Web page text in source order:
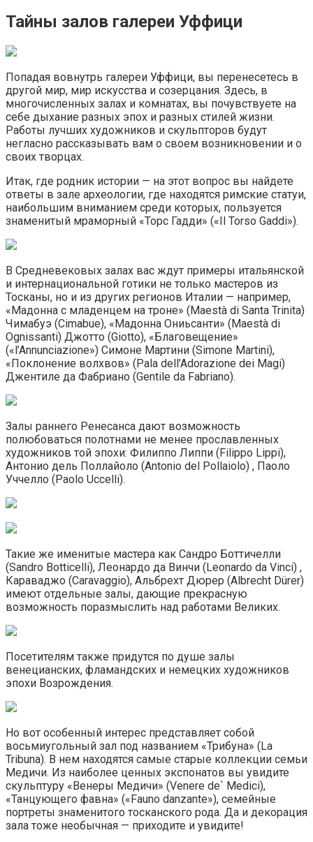
Тайны залов галереи Уффици
Попадая вовнутрь галереи Уффици, вы перенесетесь в
другой мир, мир искусства и созерцания. Здесь, в
многочисленных залах и комнатах, вы почувствуете на
себе дыхание разных эпох и разных стилей жизни.
Работы лучших художников и скульпторов будут
негласно рассказывать вам о своем возникновении и о
своих творцах.
Итак, где родник истории — на этот вопрос вы найдете
ответы в зале археологии, где находятся римские статуи,
наибольшим вниманием среди которых, пользуется
знаменитый мраморный «Торс Гадди» («Il Torso Gaddi»).
В Средневековых залах вас ждут примеры итальянской
и интернациональной готики не только мастеров из
Тосканы, но и из других регионов Италии — например,
«Мадонна с младенцем на троне» (Maestà di Santa Trinita)
Чимабуэ (Cimabue), «Мадонна Ониьсанти» (Maestà di
Ognissanti) Джотто (Giotto), «Благовещение»
(«l’Annunciazione») Симоне Мартини (Simone Martini),
«Поклонение волхвов» (Pala dell’Adorazione dei Magi)
Джентиле да Фабриано (Gentile da Fabriano).
Залы раннего Ренесанса дают возможность
полюбоваться полотнами не менее прославленных
художников той эпохи: Филиппо Липпи (Filippo Lippi),
Антонио дель Поллайоло (Antonio del Pollaiolo) , Паоло
Уччелло (Paolo Uccelli).
Такие же именитые мастера как Сандро Боттичелли
(Sandro Botticelli), Леонардо да Винчи (Leonardo da Vinci) ,
Караваджо (Caravaggio), Альбрехт Дюрер (Albrecht Dürer)
имеют отдельные залы, дающие прекрасную
возможность поразмыслить над работами Великих.
Посетителям также придутся по душе залы
венецианских, фламандских и немецких художников
эпохи Возрождения.
Но вот особенный интерес представляет собой
восьмиугольный зал под названием «Трибуна» (La
Tribuna). В нем находятся самые старые коллекции семьи
Медичи. Из наиболее ценных экспонатов вы увидите
скульптуру «Венеры Медичи» (Venere de` Medici),
«Танцующего фавна» («Fauno danzante»), семейные
портреты знаменитого тосканского рода. Да и декорация
зала тоже необычная — приходите и увидите!